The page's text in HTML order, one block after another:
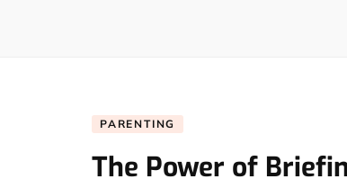
PARENTING
The Power of